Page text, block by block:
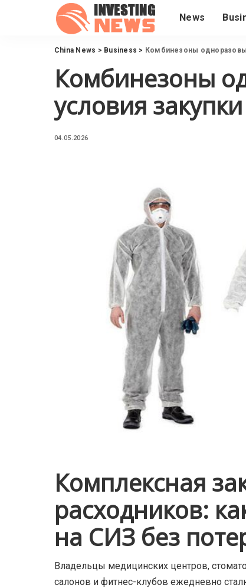
News
China News > Business > Комбинезоны
Комбинезоны
условия закупки
04.05.2026
Комплексная
расходников:
на СИЗ без
Владельцы медицинских центров,
салонов и фитнес-клубов ежедневно